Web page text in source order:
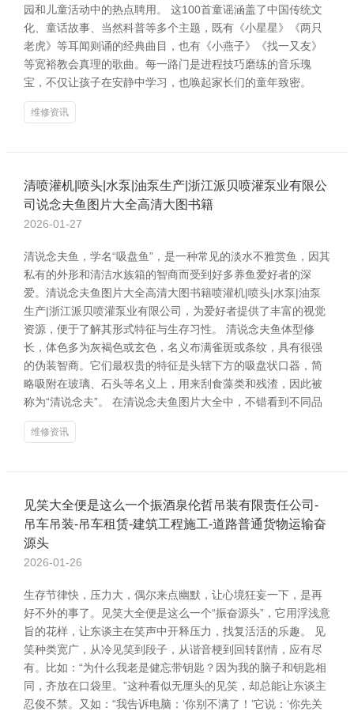
园和儿童活动中的热点聘用。 这100首童谣涵盖了中国传统文
化、童话故事、当然科普等多个主题，既有《小星星》《两只
老虎》等耳闻则诵的经典曲目，也有《小燕子》《找一又友》
等宽裕教会真理的歌曲。每一路门是进程技巧磨练的音乐瑰
宝，不仅让孩子在安静中学习，也唤起家长们的童年致密。
维修资讯
清喷灌机|喷头|水泵|油泵生产|浙江派贝喷灌泵业有限公
司说念夫鱼图片大全高清大图书籍
2026-01-27
清说念夫鱼，学名“吸盘鱼”，是一种常见的淡水不雅赏鱼，因其
私有的外形和清洁水族箱的智商而受到好多养鱼爱好者的深
爱。清说念夫鱼图片大全高清大图书籍喷灌机|喷头|水泵|油泵
生产|浙江派贝喷灌泵业有限公司，为爱好者提供了丰富的视觉
资源，便于了解其形式特征与生存习性。 清说念夫鱼体型修
长，体色多为灰褐色或玄色，名义布满雀斑或条纹，具有很强
的伪装智商。它们最权贵的特征是头辖下方的吸盘状口器，简
略吸附在玻璃、石头等名义上，用来刮食藻类和残渣，因此被
称为“清说念夫”。 在清说念夫鱼图片大全中，不错看到不同品
维修资讯
见笑大全便是这么一个振酒泉伦哲吊装有限责任公司-
吊车吊装-吊车租赁-建筑工程施工-道路普通货物运输奋
源头
2026-01-26
生存节律快，压力大，偶尔来点幽默，让心境狂妄一下，是再
好不外的事了。见笑大全便是这么一个“振奋源头”，它用浮浅意
旨的花样，让东谈主在笑声中开释压力，找复活活的乐趣。 见
笑种类宽广，从冷见笑到段子，从谐音梗到回转剧情，应有尽
有。比如：“为什么我老是健忘带钥匙？因为我的脑子和钥匙相
同，齐放在口袋里。”这种看似无厘头的见笑，却总能让东谈主
忍俊不禁。又如：“我告诉电脑：‘你别不满了！’它说：‘你先关